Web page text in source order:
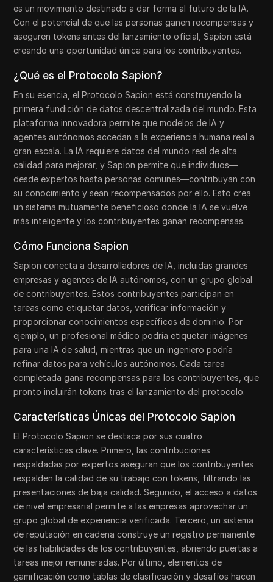
es un movimiento destinado a dar forma al futuro de la IA.
Con el potencial de que las personas ganen recompensas y
aseguren tokens antes del lanzamiento oficial, Sapion está
creando una oportunidad única para los contribuyentes.
¿Qué es el Protocolo Sapion?
En su esencia, el Protocolo Sapion está construyendo la
primera fundición de datos descentralizada del mundo. Esta
plataforma innovadora permite que modelos de IA y
agentes autónomos accedan a la experiencia humana real a
gran escala. La IA requiere datos del mundo real de alta
calidad para mejorar, y Sapion permite que individuos—
desde expertos hasta personas comunes—contribuyan con
su conocimiento y sean recompensados por ello. Esto crea
un sistema mutuamente beneficioso donde la IA se vuelve
más inteligente y los contribuyentes ganan recompensas.
Cómo Funciona Sapion
Sapion conecta a desarrolladores de IA, incluidas grandes
empresas y agentes de IA autónomos, con un grupo global
de contribuyentes. Estos contribuyentes participan en
tareas como etiquetar datos, verificar información y
proporcionar conocimientos específicos de dominio. Por
ejemplo, un profesional médico podría etiquetar imágenes
para una IA de salud, mientras que un ingeniero podría
refinar datos para vehículos autónomos. Cada tarea
completada gana recompensas para los contribuyentes, que
pronto incluirán tokens tras el lanzamiento del protocolo.
Características Únicas del Protocolo Sapion
El Protocolo Sapion se destaca por sus cuatro
características clave. Primero, las contribuciones
respaldadas por expertos aseguran que los contribuyentes
respalden la calidad de su trabajo con tokens, filtrando las
presentaciones de baja calidad. Segundo, el acceso a datos
de nivel empresarial permite a las empresas aprovechar un
grupo global de experiencia verificada. Tercero, un sistema
de reputación en cadena construye un registro permanente
de las habilidades de los contribuyentes, abriendo puertas a
tareas mejor remuneradas. Por último, elementos de
gamificación como tablas de clasificación y desafíos hacen